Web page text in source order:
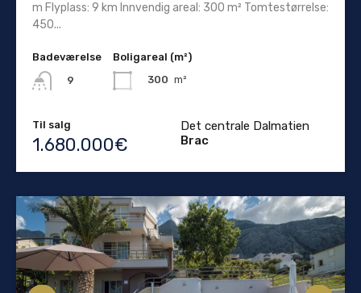
m Flyplass: 9 km Innvendig areal: 300 m² Tomtestørrelse:
450...
Badeværelse
9
Boligareal (m²)
300 m²
Til salg
1.680.000€
Det centrale Dalmatien
Brac